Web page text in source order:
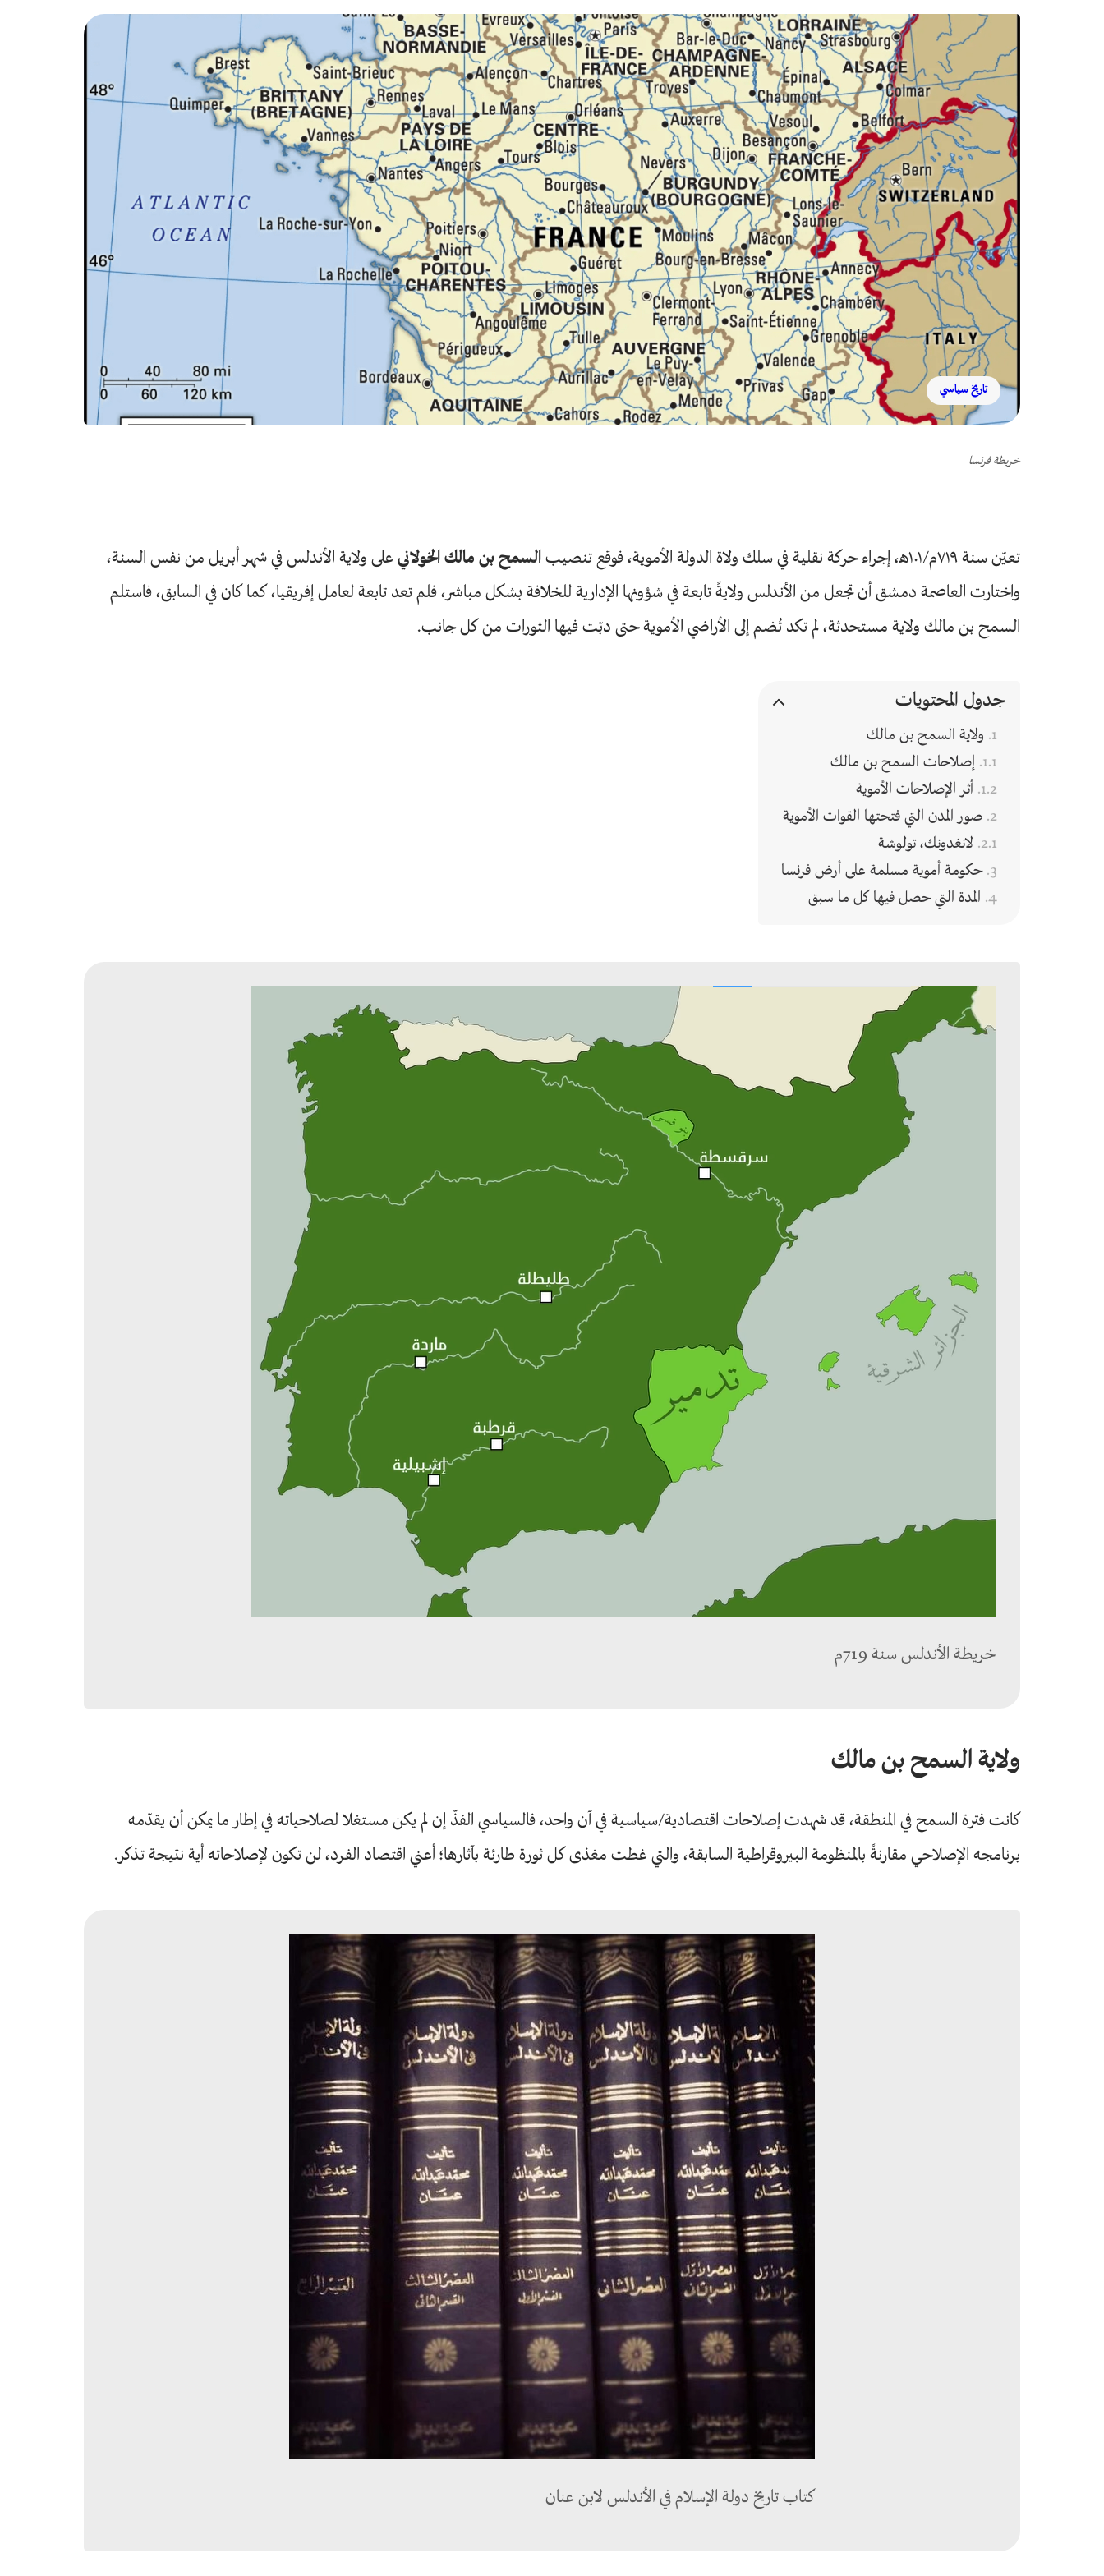
تاريخ سياسي
خريطة فرنسا
تعيّن سنة ٧١٩م/١٠١ه‍، إجراء حركة نقلية في سلك ولاة الدولة الأموية، فوقع تنصيب السمح بن مالك الخولاني على ولاية الأندلس في شهر أبريل من نفس السنة،
واختارت العاصمة دمشق أن تجعل من الأندلس ولايةً تابعة في شؤونها الإدارية للخلافة بشكل مباشر، فلم تعد تابعة لعامل إفريقيا، كما كان في السابق، فاستلم
السمح بن مالك ولاية مستحدثة، لم تكد تُضم إلى الأراضي الأموية حتى دبّت فيها الثورات من كل جانب.
جدول المحتويات
ولاية السمح بن مالك
إصلاحات السمح بن مالك
أثر الإصلاحات الأموية
صور المدن التي فتحتها القوات الأموية
لانغدونك، تولوشة
حكومة أموية مسلمة على أرض فرنسا
المدة التي حصل فيها كل ما سبق
خريطة الأندلس سنة 719م
ولاية السمح بن مالك
كانت فترة السمح في المنطقة، قد شهدت إصلاحات اقتصادية/سياسية في آن واحد، فالسياسي الفذّ إن لم يكن مستغلا لصلاحياته في إطار ما يمكن أن يقدّمه
برنامجه الإصلاحي مقارنةً بالمنظومة البيروقراطية السابقة، والتي غطت مغذى كل ثورة طارئة بآثارها؛ أعني اقتصاد الفرد، لن تكون لإصلاحاته أية نتيجة تذكر.
كتاب تاريخ دولة الإسلام في الأندلس لابن عنان